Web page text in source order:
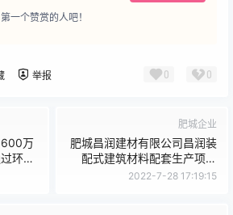
一个赞赏的人吧！
举报 0 0
600万
环境
肥城企业
肥城昌润建材有限公司昌润装
配式建筑材料配套生产项目
（一期）通过环境保护验收工
2022-7-28 17:19:15